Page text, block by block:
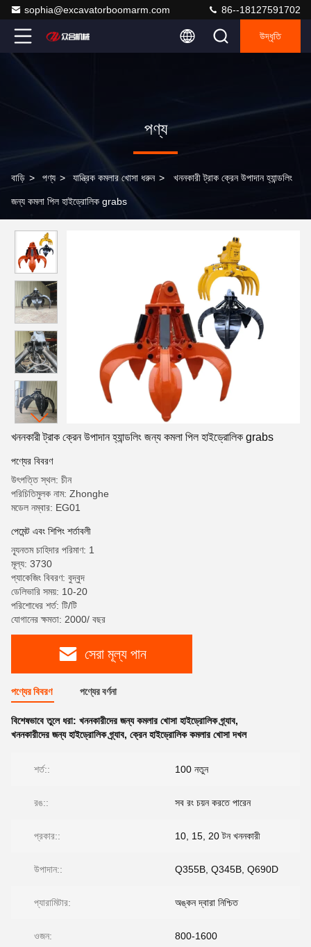
sophia@excavatorboomarm.com 86--18127591702
উদ্ধৃতি
পণ্য
বাড়ি > পণ্য > যান্ত্রিক কমলার খোসা ধরুন > খননকারী ট্রাক ক্রেন উপাদান হ্যান্ডলিং
জন্য কমলা পিল হাইড্রোলিক grabs
খননকারী ট্রাক ক্রেন উপাদান হ্যান্ডলিং জন্য কমলা পিল হাইড্রোলিক grabs
পণ্যের বিবরণ
উৎপত্তি স্থল: চীন
পরিচিতিমুলক নাম: Zhonghe
মডেল নম্বার: EG01
পেমেন্ট এবং শিপিং শর্তাবলী
ন্যূনতম চাহিদার পরিমাণ: 1
মূল্য: 3730
প্যাকেজিং বিবরণ: বুদ্বুদ
ডেলিভারি সময়: 10-20
পরিশোধের শর্ত: টি/টি
যোগানের ক্ষমতা: 2000/ বছর
সেরা মূল্য পান
পণ্যের বিবরণ পণ্যের বর্ণনা
বিশেষভাবে তুলে ধরা: খননকারীদের জন্য কমলার খোসা হাইড্রোলিক গ্র্যাব,
খননকারীদের জন্য হাইড্রোলিক গ্র্যাব, ক্রেন হাইড্রোলিক কমলার খোসা দখল
শর্ত:: 100 নতুন
রঙ:: সব রং চয়ন করতে পারেন
প্রকার:: 10, 15, 20 টন খননকারী
উপাদান:: Q355B, Q345B, Q690D
প্যারামিটার: অঙ্কন দ্বারা নিশ্চিত
ওজন: 800-1600